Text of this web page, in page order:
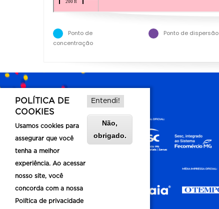
Ponto de
concentração
Ponto de dispersão
POLÍTICA DE
COOKIES
Usamos cookies para
assegurar que você
tenha a melhor
experiência. Ao acessar
nosso site, você
concorda com a nossa
Política de privacidade
Entendi!
Não,
obrigado.